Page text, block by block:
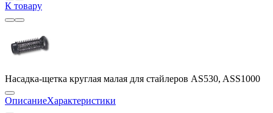
К товару
Насадка-щетка круглая малая для стайлеров AS530, ASS1000
ОписаниеХарактеристики